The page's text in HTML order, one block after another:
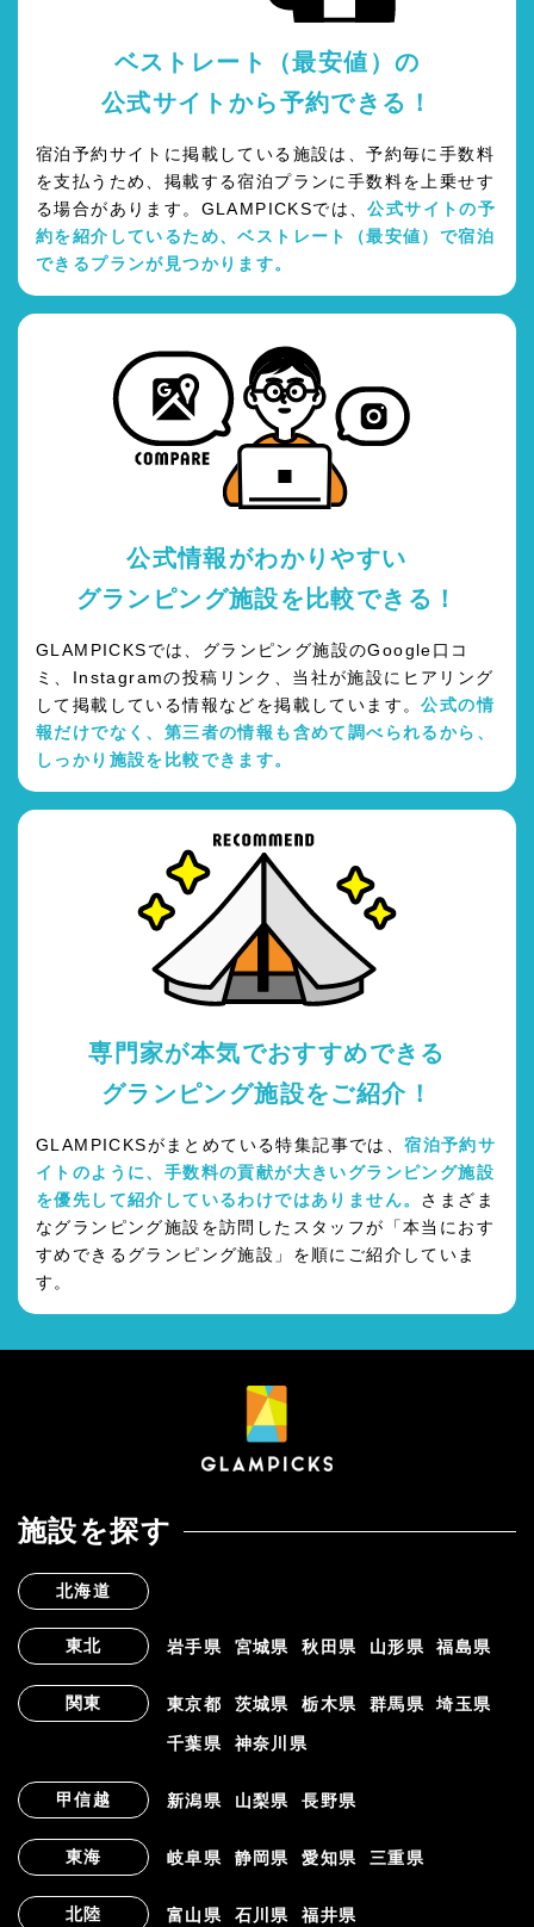
ベストレート（最安値）の
公式サイトから予約できる！
宿泊予約サイトに掲載している施設は、予約毎に手数料
を支払うため、掲載する宿泊プランに手数料を上乗せす
る場合があります。GLAMPICKSでは、公式サイトの予
約を紹介しているため、ベストレート（最安値）で宿泊
できるプランが見つかります。
公式情報がわかりやすい
グランピング施設を比較できる！
GLAMPICKSでは、グランピング施設のGoogle口コ
ミ、Instagramの投稿リンク、当社が施設にヒアリング
して掲載している情報などを掲載しています。公式の情
報だけでなく、第三者の情報も含めて調べられるから、
しっかり施設を比較できます。
専門家が本気でおすすめできる
グランピング施設をご紹介！
GLAMPICKSがまとめている特集記事では、宿泊予約サ
イトのように、手数料の貢献が大きいグランピング施設
を優先して紹介しているわけではありません。 さまざま
なグランピング施設を訪問したスタッフが「本当におす
すめできるグランピング施設」を順にご紹介していま
す。
施設を探す
北海道
東北 岩手県 宮城県 秋田県 山形県 福島県
関東 東京都 茨城県 栃木県 群馬県 埼玉県
千葉県 神奈川県
甲信越 新潟県 山梨県 長野県
東海 岐阜県 静岡県 愛知県 三重県
北陸 富山県 石川県 福井県